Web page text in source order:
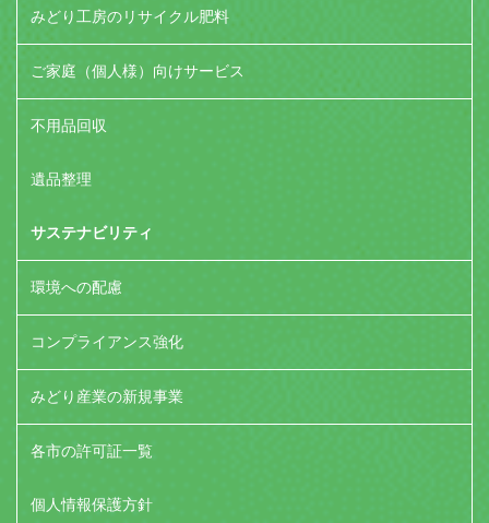
みどり工房のリサイクル肥料
ご家庭（個人様）向けサービス
不用品回収
遺品整理
サステナビリティ
環境への配慮
コンプライアンス強化
みどり産業の新規事業
各市の許可証一覧
個人情報保護方針